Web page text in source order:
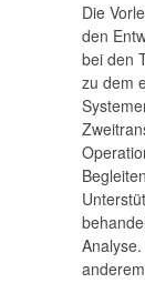
Die
den
bei den
zu dem